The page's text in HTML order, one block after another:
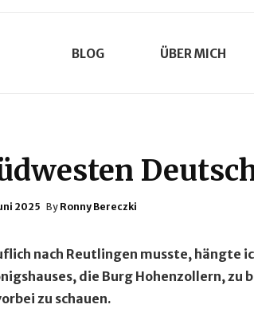
BLOG ÜBER MICH
2025 By Ronny Bereczki
nach Reutlingen musste, hängte
die Burg Hohenzollern, zu
zu schauen.